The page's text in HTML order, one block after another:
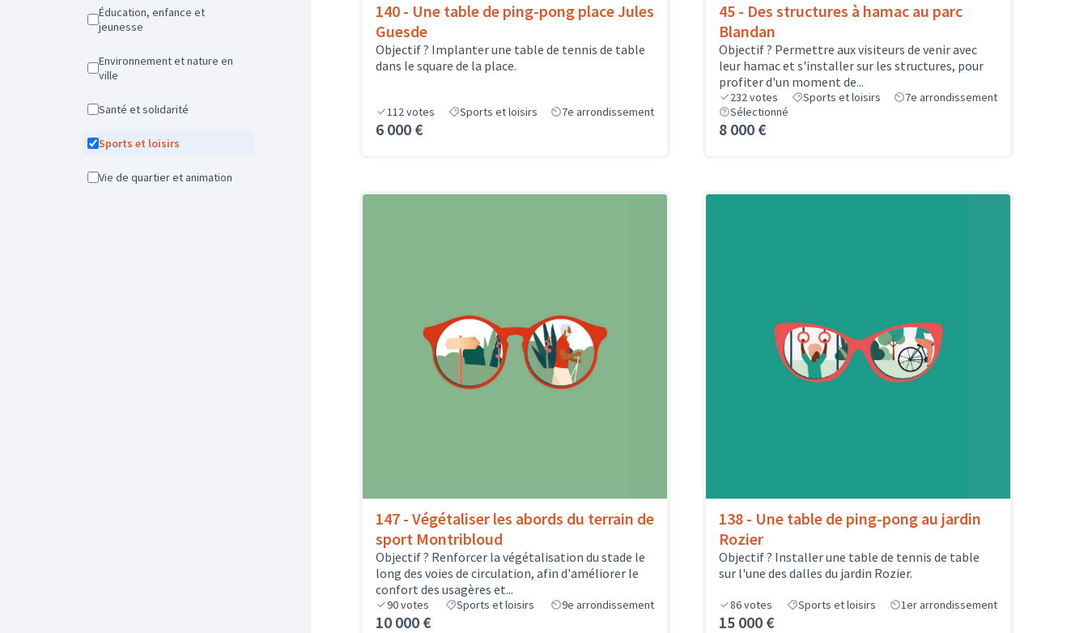
Éducation, enfance et
jeunesse
Environnement et nature en
ville
Santé et solidarité
Sports et loisirs
Vie de quartier et animation
140 - Une table de ping-pong place Jules
Guesde
Objectif ? Implanter une table de tennis de table
dans le square de la place.
112votes Sports et loisirs 7e arrondissement
6 000 €
45 - Des structures à hamac au parc
Blandan
Objectif ? Permettre aux visiteurs de venir avec
leur hamac et s'installer sur les structures, pour
profiter d'un moment de...
232votes Sports et loisirs
7e arrondissement
Sélectionné
8 000 €
147 - Végétaliser les abords du terrain de
sport Montribloud
Objectif ? Renforcer la végétalisation du stade le
long des voies de circulation, afin d'améliorer le
confort des usagères et...
90votes Sports et loisirs 9e arrondissement
10 000 €
138 - Une table de ping-pong au jardin
Rozier
Objectif ? Installer une table de tennis de table
sur l'une des dalles du jardin Rozier.
86votes Sports et loisirs 1er arrondissement
15 000 €